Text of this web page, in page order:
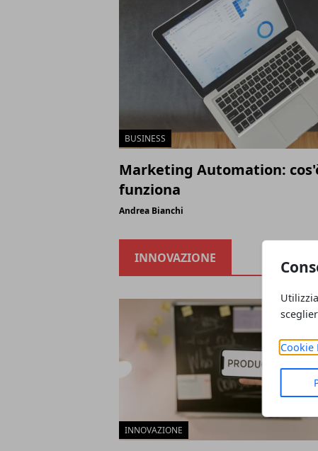
Cookie
BUSINESS
Marketing Automation:
funziona
Andrea Bianchi
INNOVAZIONE
INNOVAZIONE